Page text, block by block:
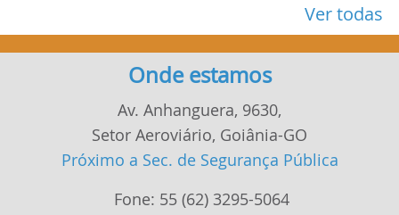
Ver todas
Onde estamos
Av. Anhanguera, 9630,
Setor Aeroviário, Goiânia-GO
Próximo a Sec. de Segurança Pública
Fone: 55 62 3295-5064